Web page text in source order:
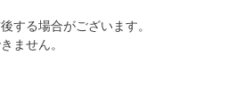
する場合がございます。
ません。